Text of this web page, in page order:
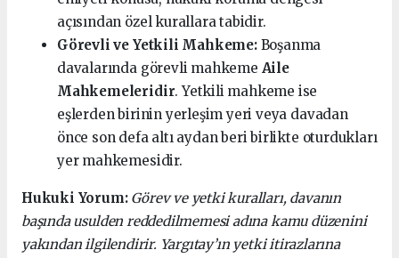
açısından özel kurallara tabidir.
Görevli ve Yetkili Mahkeme:Boşanma
davalarında görevli mahkeme Aile
Mahkemeleridir. Yetkili mahkeme ise
eşlerden birinin yerleşim yeri veya davadan
önce son defa altı aydan beri birlikte oturdukları
yer mahkemesidir.
Hukuki Yorum: Görev ve yetki kuralları, davanın
başında usulden reddedilmemesi adına kamu düzenini
yakından ilgilendirir. Yargıtay’ın yetki itirazlarına